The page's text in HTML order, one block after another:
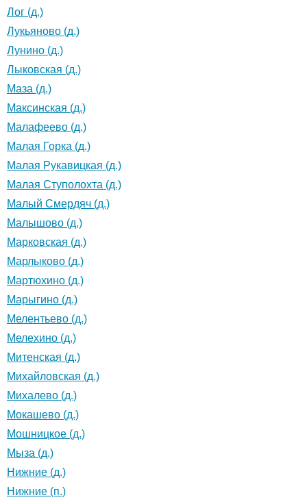
Лог (д.)
Лукьяново (д.)
Лунино (д.)
Лыковская (д.)
Маза (д.)
Максинская (д.)
Малафеево (д.)
Малая Горка (д.)
Малая Рукавицкая (д.)
Малая Ступолохта (д.)
Малый Смердяч (д.)
Малышово (д.)
Марковская (д.)
Марлыково (д.)
Мартюхино (д.)
Марыгино (д.)
Мелентьево (д.)
Мелехино (д.)
Митенская (д.)
Михайловская (д.)
Михалево (д.)
Мокашево (д.)
Мошницкое (д.)
Мыза (д.)
Нижние (д.)
Нижние (п.)